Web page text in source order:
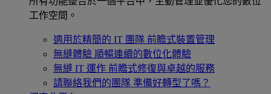
工作空間。
適用於精簡的 IT 團隊 前瞻式裝置管理
無縫體驗 順暢連續的數位化體驗
無縫 IT 運作 前瞻式修復與卓越的服務
請聯絡我們的團隊 準備好轉型了嗎？